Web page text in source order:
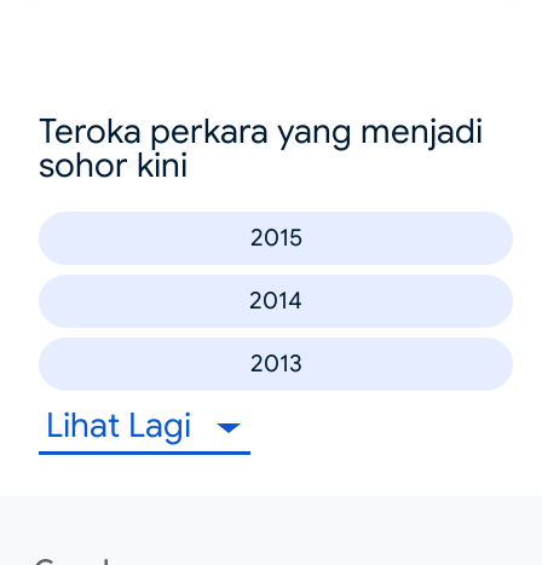
Teroka perkara yang menjadi
sohor kini
2015
2014
2013
Lihat Lagi